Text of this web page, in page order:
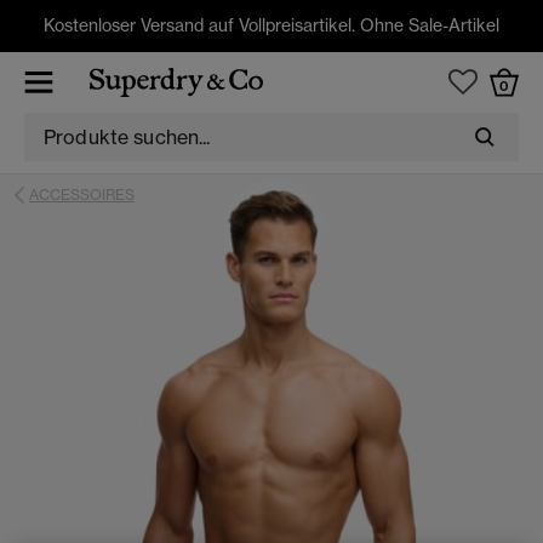
Kostenloser Versand auf Vollpreisartikel. Ohne Sale-Artikel
0
ACCESSOIRES